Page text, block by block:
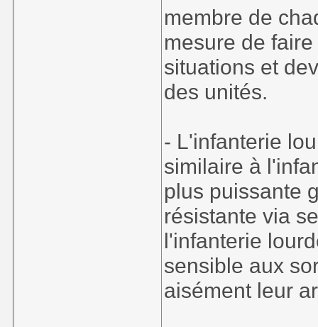
membre de
mesure de
situations et
des unités.
- L'infanterie
similaire à
plus puissante
résistante via
l'infanterie
sensible aux
aisément leur